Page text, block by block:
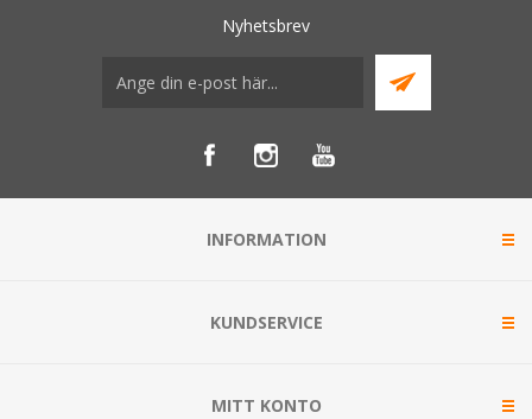
Nyhetsbrev
INFORMATION
KUNDSERVICE
MITT KONTO